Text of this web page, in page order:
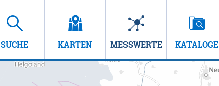
SUCHE KARTEN MESSWERTE KATALOGE